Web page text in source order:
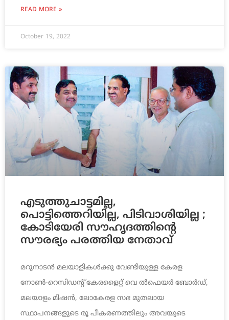
READ MORE »
October 19, 2022
എടുത്തുചാട്ടമില്ല,
പൊട്ടിത്തെറിയില്ല, പിടിവാശിയില്ല ;
കോടിയേരി സൗഹൃദത്തിന്റെ
സൗരഭ്യം പരത്തിയ നേതാവ്
മറുനാടന്‍ മലയാളികള്‍ക്കു വേണ്ടിയുള്ള കേരള
നോണ്‍-റെസിഡന്റ് കേരളൈറ്റ് വെ ല്‍ഫെയര്‍ ബോര്‍ഡ്,
മലയാളം മിഷന്‍, ലോകേരള സഭ മുതലായ
സ്ഥാപനങ്ങളുടെ രൂ പീകരണത്തിലും അവയുടെ